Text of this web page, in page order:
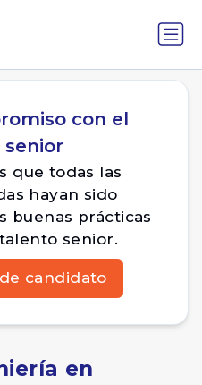
con el
que todas las
hayan sido
buenas prácticas
senior.
candidato
en